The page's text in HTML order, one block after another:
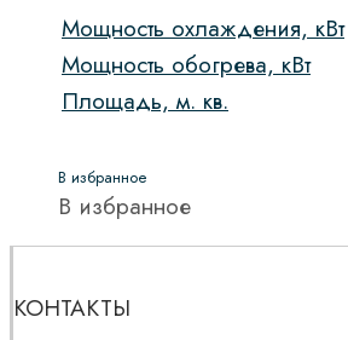
Мощность охлаждения, кВт
Мощность обогрева, кВт
Площадь, м. кв.
В избранное
В избранное
КОНТАКТЫ